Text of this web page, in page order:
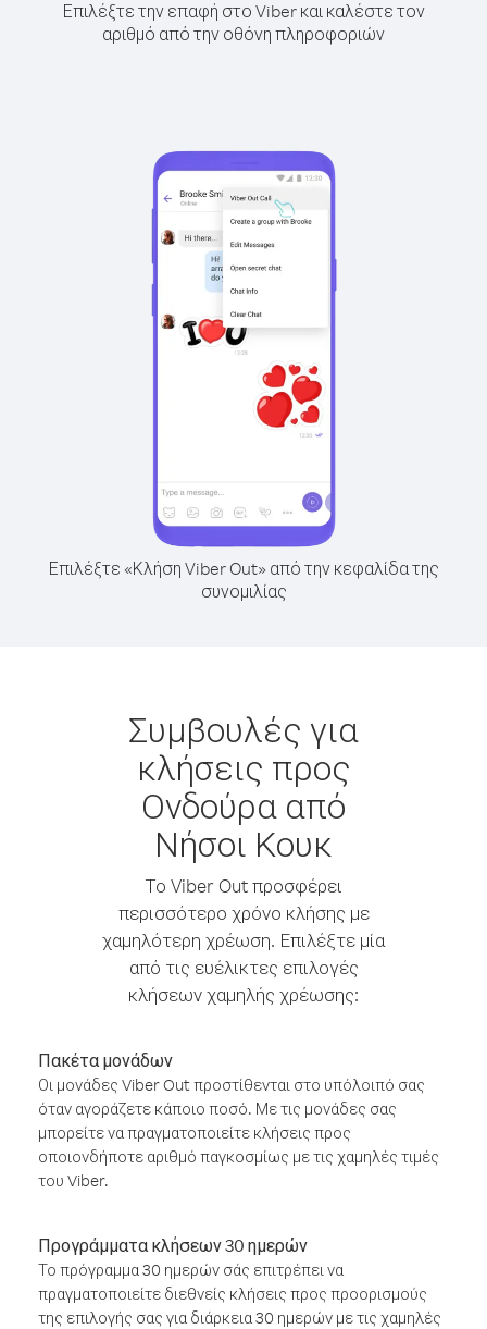
Επιλέξτε την επαφή στο Viber και καλέστε τον
αριθμό από την οθόνη πληροφοριών
Επιλέξτε «Κλήση Viber Out» από την κεφαλίδα της
συνομιλίας
Συμβουλές για
κλήσεις προς
Ονδούρα από
Νήσοι Κουκ
Το Viber Out προσφέρει
περισσότερο χρόνο κλήσης με
χαμηλότερη χρέωση. Επιλέξτε μία
από τις ευέλικτες επιλογές
κλήσεων χαμηλής χρέωσης:
Πακέτα μονάδων
Οι μονάδες Viber Out προστίθενται στο υπόλοιπό σας
όταν αγοράζετε κάποιο ποσό. Με τις μονάδες σας
μπορείτε να πραγματοποιείτε κλήσεις προς
οποιονδήποτε αριθμό παγκοσμίως με τις χαμηλές τιμές
του Viber.
Προγράμματα κλήσεων 30 ημερών
Το πρόγραμμα 30 ημερών σάς επιτρέπει να
πραγματοποιείτε διεθνείς κλήσεις προς προορισμούς
της επιλογής σας για διάρκεια 30 ημερών με τις χαμηλές